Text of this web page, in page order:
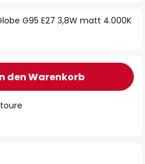
G95 E27 3,8W matt 4.000K
den Warenkorb